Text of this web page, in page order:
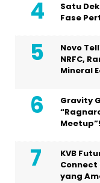
Satu
Fase
Novo
NRFC,
Mineral
Gravity
Meetup”!
KVB
Connect
yang